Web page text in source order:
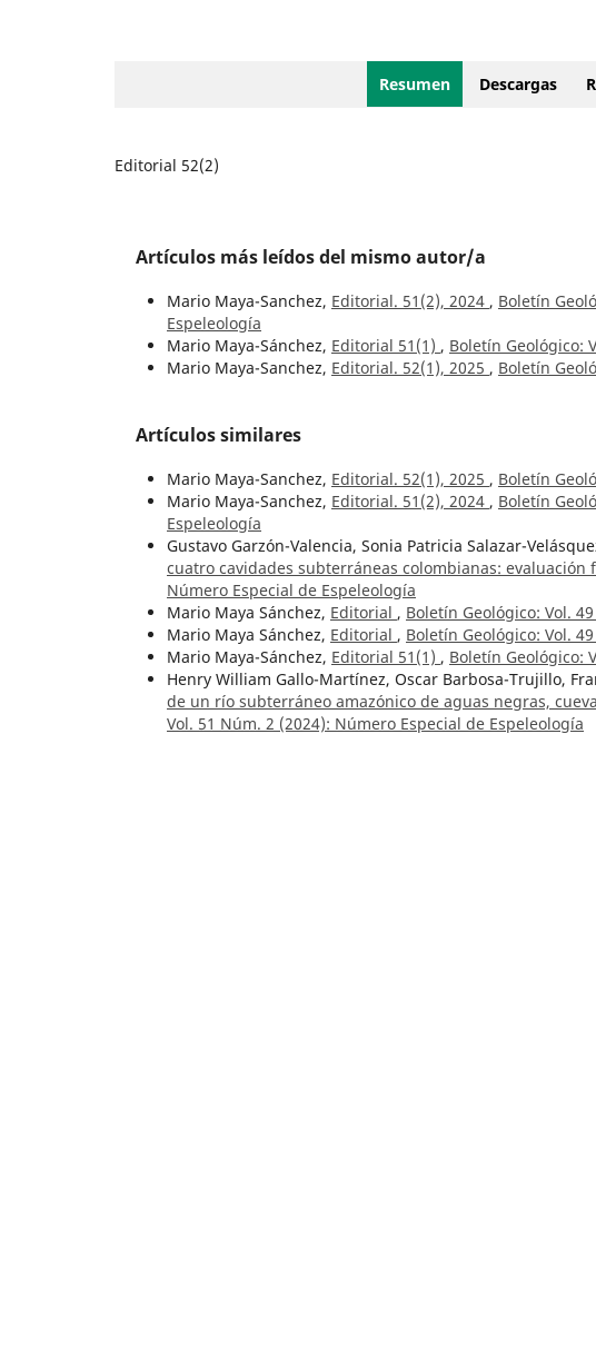
Resumen Descargas
Editorial 52(2)
Artículos más leídos del mismo autor/a
Mario Maya-Sanchez, Editorial. 51(2), 2024 , Boletín
Espeleología
Mario Maya-Sánchez, Editorial 51(1) , Boletín Geológico:
Mario Maya-Sanchez, Editorial. 52(1), 2025 , Boletín
Artículos similares
Mario Maya-Sanchez, Editorial. 52(1), 2025 , Boletín
Mario Maya-Sanchez, Editorial. 51(2), 2024 , Boletín
Espeleología
Gustavo Garzón-Valencia, Sonia Patricia Salazar-
cuatro cavidades subterráneas colombianas: evaluación
Número Especial de Espeleología
Mario Maya Sánchez, Editorial , Boletín Geológico: Vol.
Mario Maya Sánchez, Editorial , Boletín Geológico: Vol.
Mario Maya-Sánchez, Editorial 51(1) , Boletín Geológico:
Henry William Gallo-Martínez, Oscar Barbosa-Trujillo,
de un río subterráneo amazónico de aguas negras,
Vol. 51 Núm. 2 (2024): Número Especial de Espeleología